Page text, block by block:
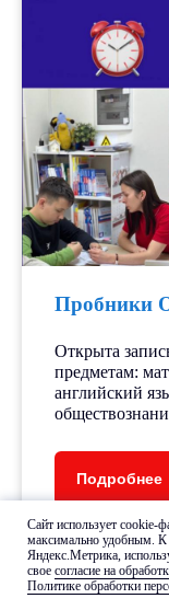
Пробники
Открыта
предметам:
английский
Подробнее
Сайт использует cookie-
максимально удобным. К
Яндекс.Метрика,
свое согласие на
Политике обработки